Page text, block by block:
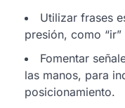
Utilizar frases
presión, como
Fomentar
las manos, para
posicionamiento.